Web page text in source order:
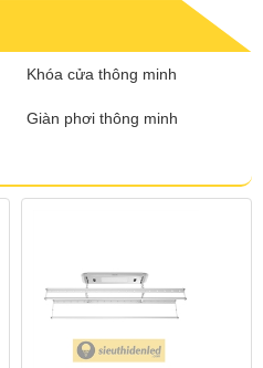
Khóa cửa thông minh
Giàn phơi thông minh